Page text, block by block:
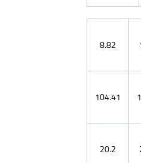
8.82
104.41
20.2